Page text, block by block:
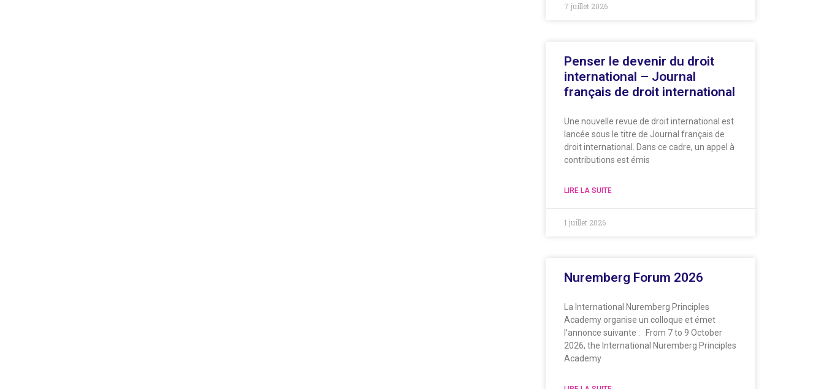
7 juillet 2026
Penser le devenir du droit
international – Journal
français de droit international
Une nouvelle revue de droit international est
lancée sous le titre de Journal français de
droit international. Dans ce cadre, un appel à
contributions est émis
LIRE LA SUITE
1 juillet 2026
Nuremberg Forum 2026
La International Nuremberg Principles
Academy organise un colloque et émet
l’annonce suivante : From 7 to 9 October
2026, the International Nuremberg Principles
Academy